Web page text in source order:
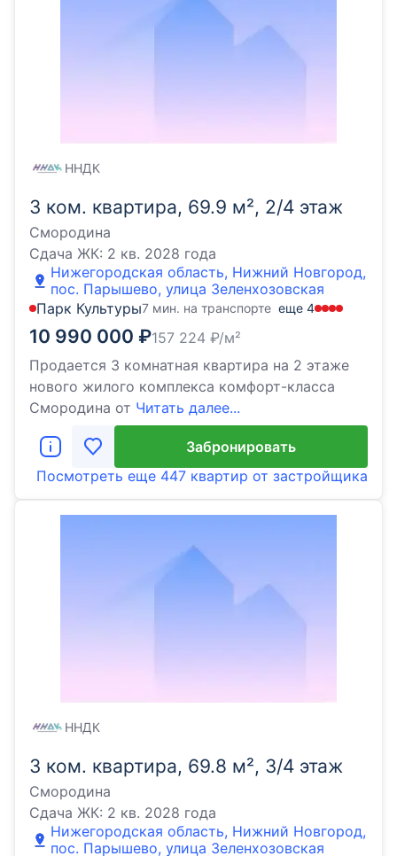
3 ком. квартира, 69.9 м², 2/4 этаж
Смородина
Сдача ЖК: 2 кв. 2028 года
Нижегородская область, Нижний Новгород,
пос. Парышево, улица Зеленхозовская
Парк Культуры7 мин. на транспорте еще 4
10 990 000 ₽157 224 ₽/м²
Продается 3 комнатная квартира на 2 этаже
нового жилого комплекса комфорт-класса
Cмородина от Читать далее...
ННДК
Забронировать
Посмотреть еще 447 квартир от застройщика
3 ком. квартира, 69.8 м², 3/4 этаж
Смородина
Сдача ЖК: 2 кв. 2028 года
Нижегородская область, Нижний Новгород,
пос. Парышево, улица Зеленхозовская
ННДК